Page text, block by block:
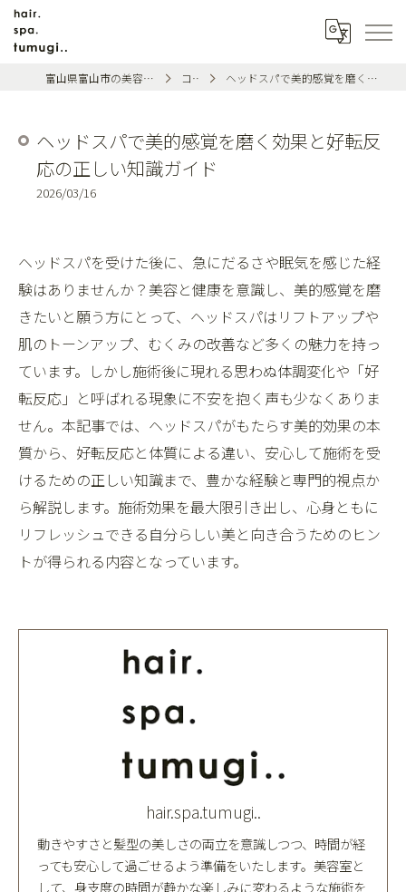
富山県富山市の美容室ならhair.spa.tumugi.. コラム ヘッドスパで美的感覚を磨く効果と好転反応の正しい知識ガイド
ヘッドスパで美的感覚を磨く効果と好転反
応の正しい知識ガイド
2026/03/16
ヘッドスパを受けた後に、急にだるさや眠気を感じた経
験はありませんか？美容と健康を意識し、美的感覚を磨
きたいと願う方にとって、ヘッドスパはリフトアップや
肌のトーンアップ、むくみの改善など多くの魅力を持っ
ています。しかし施術後に現れる思わぬ体調変化や「好
転反応」と呼ばれる現象に不安を抱く声も少なくありま
せん。本記事では、ヘッドスパがもたらす美的効果の本
質から、好転反応と体質による違い、安心して施術を受
けるための正しい知識まで、豊かな経験と専門的視点か
ら解説します。施術効果を最大限引き出し、心身ともに
リフレッシュできる自分らしい美と向き合うためのヒン
トが得られる内容となっています。
hair.spa.tumugi..
動きやすさと髪型の美しさの両立を意識しつつ、時間が経
っても安心して過ごせるよう準備をいたします。美容室と
して、身支度の時間が静かな楽しみに変わるような施術を